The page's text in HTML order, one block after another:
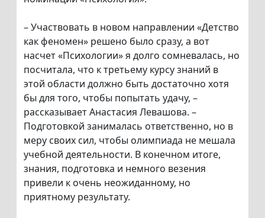
– Участвовать в новом направлении «Детство
как феномен» решено было сразу, а вот
насчет «Психологии» я долго сомневалась, но
посчитала, что к третьему курсу знаний в
этой области должно быть достаточно хотя
бы для того, чтобы попытать удачу, –
рассказывает Анастасия Левашова. –
Подготовкой занималась ответственно, но в
меру своих сил, чтобы олимпиада не мешала
учебной деятельности. В конечном итоге,
знания, подготовка и немного везения
привели к очень неожиданному, но
приятному результату.